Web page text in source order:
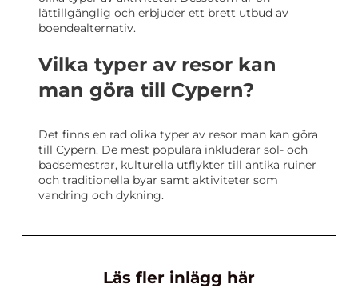
lättillgänglig och erbjuder ett brett utbud av
boendealternativ.
Vilka typer av resor kan
man göra till Cypern?
Det finns en rad olika typer av resor man kan göra
till Cypern. De mest populära inkluderar sol- och
badsemestrar, kulturella utflykter till antika ruiner
och traditionella byar samt aktiviteter som
vandring och dykning.
Läs fler inlägg här